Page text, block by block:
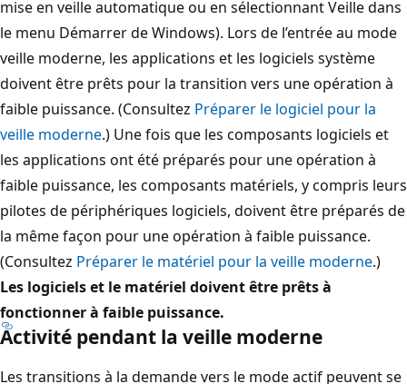
mise en veille automatique ou en sélectionnant Veille dans
le menu Démarrer de Windows). Lors de l’entrée au mode
veille moderne, les applications et les logiciels système
doivent être prêts pour la transition vers une opération à
faible puissance. (Consultez Préparer le logiciel pour la
veille moderne.) Une fois que les composants logiciels et
les applications ont été préparés pour une opération à
faible puissance, les composants matériels, y compris leurs
pilotes de périphériques logiciels, doivent être préparés de
la même façon pour une opération à faible puissance.
(Consultez Préparer le matériel pour la veille moderne.)
Les logiciels et le matériel doivent être prêts à
fonctionner à faible puissance.
Activité pendant la veille moderne
Les transitions à la demande vers le mode actif peuvent se